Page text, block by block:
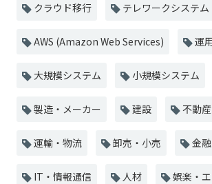
クラウド移行 テレワークシステム
AWS (Amazon Web Services) 運
大規模システム 小規模システム
製造・メーカー 建設 不動産
運輸・物流 卸売・小売 金
IT・情報通信 人材 娯楽・